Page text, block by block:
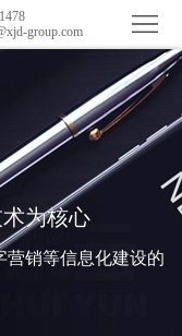
group.com
为核心
营销等信息化建设的